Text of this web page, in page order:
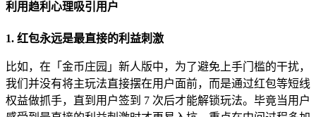
利用趋利心理吸引用户
1. 红包永远是最直接的利益刺激
比如，在「金币庄园」新人版中，为了避免上手门槛的干扰，
我们并没有将主玩法直接摆在用户面前，而是通过红包等短线
权益做抓手，直到用户签到 7 次后才能解锁玩法。毕竟当用户